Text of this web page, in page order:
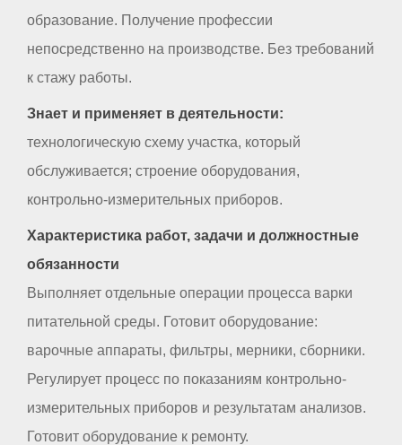
образование. Получение профессии
непосредственно на производстве. Без требований
к стажу работы.
Знает и применяет в деятельности:
технологическую схему участка, который
обслуживается; строение оборудования,
контрольно-измерительных приборов.
Характеристика работ, задачи и должностные
обязанности
Выполняет отдельные операции процесса варки
питательной среды. Готовит оборудование:
варочные аппараты, фильтры, мерники, сборники.
Регулирует процесс по показаниям контрольно-
измерительных приборов и результатам анализов.
Готовит оборудование к ремонту.